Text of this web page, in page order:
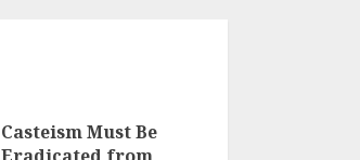
Casteism Must Be
Eradicated from